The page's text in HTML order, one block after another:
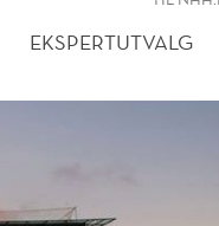
EKSPERTUTVALG